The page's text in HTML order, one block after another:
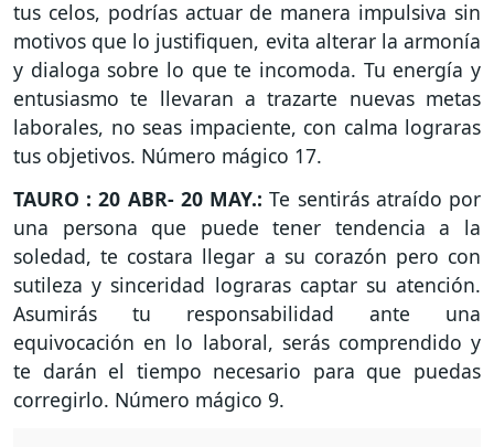
tus celos, podrías actuar de manera impulsiva sin
motivos que lo justifiquen, evita alterar la armonía
y dialoga sobre lo que te incomoda. Tu energía y
entusiasmo te llevaran a trazarte nuevas metas
laborales, no seas impaciente, con calma lograras
tus objetivos. Número mágico 17.
TAURO : 20 ABR- 20 MAY.: Te sentirás atraído por
una persona que puede tener tendencia a la
soledad, te costara llegar a su corazón pero con
sutileza y sinceridad lograras captar su atención.
Asumirás tu responsabilidad ante una
equivocación en lo laboral, serás comprendido y
te darán el tiempo necesario para que puedas
corregirlo. Número mágico 9.